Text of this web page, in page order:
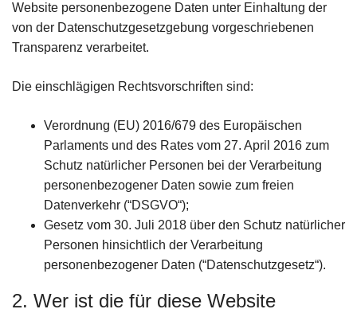
Website personenbezogene Daten unter Einhaltung der
von der Datenschutzgesetzgebung vorgeschriebenen
Transparenz verarbeitet.
Die einschlägigen Rechtsvorschriften sind:
Verordnung (EU) 2016/679 des Europäischen
Parlaments und des Rates vom 27. April 2016 zum
Schutz natürlicher Personen bei der Verarbeitung
personenbezogener Daten sowie zum freien
Datenverkehr (“DSGVO“);
Gesetz vom 30. Juli 2018 über den Schutz natürlicher
Personen hinsichtlich der Verarbeitung
personenbezogener Daten (“Datenschutzgesetz“).
2. Wer ist die für diese Website